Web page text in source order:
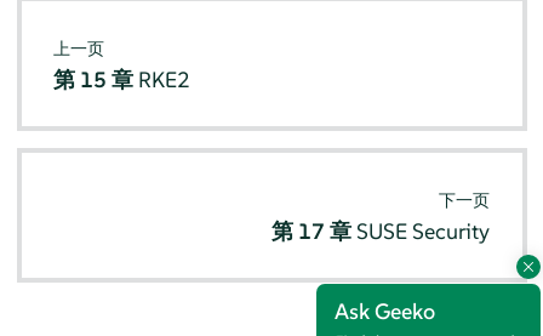
Ask Geeko
上一页
第 15 章 RKE2
下一页
第 17 章 SUSE Security